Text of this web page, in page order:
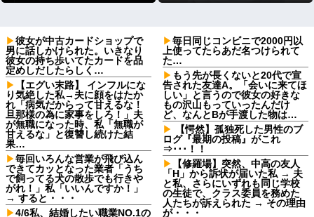
彼女が中古カードショップで
男に話しかけられた。いきなり
彼女の持ち歩いてたカードを品
定めしだしたらしく…
【エグい末路】 インフルにな
り気絶した私→夫に顔をはたか
れ「病気だからって甘えるな！
旦那様の為に家事をしろ！」夫
が無職になった時、私「無職が
甘えるな」と復讐し続けた結
果…
毎回いろんな営業が飛び込ん
できてカッとなった業者「うち
で飼ってる犬の散歩でも行きや
がれ！」私「いいんですか！」
→ すると・・・
4/6私、結婚したい職業NO.1の
毎日同じコンビニで2000円以
上使ってたらあだ名つけられて
た…
もう先が長くないと20代で宣
告された友達A。「会いに来てほ
しい」と言うので彼女の好きな
もの沢山もっていったんだけ
ど、なんとBが手渡した物は…
【愕然】孤独死した男性のブ
ログ『最期の投稿』がこれ
⇒･･･！！
【修羅場】突然、中高の友人
「H」から訴状が届いた私 → 夫
と私、さらにいずれも同じ学校
の生徒で、クラス委員を務めた
人たちが訴えられた → その理由
が・・・